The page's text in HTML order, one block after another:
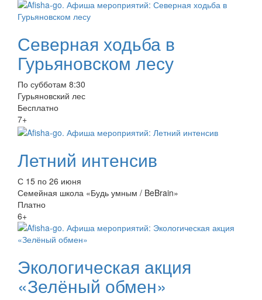
Северная ходьба в
Гурьяновском лесу
По субботам 8:30
Гурьяновский лес
Бесплатно
7+
Летний интенсив
С 15 по 26 июня
Семейная школа «Будь умным / BeBrain»
Платно
6+
Экологическая акция
«Зелёный обмен»